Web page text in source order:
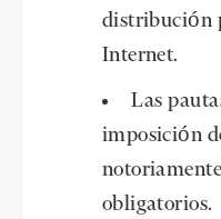
distribución
Internet.
Las
imposición
obligatorios.